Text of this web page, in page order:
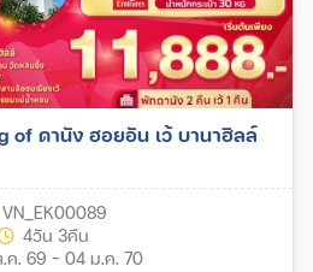
of ดานัง ฮอยอัน เว้ บานาฮิลล์
VN_EK00089
4วัน 3คืน
ค. 69 - 04 ม.ค. 70